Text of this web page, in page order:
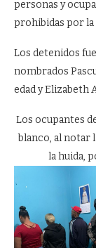
personas y
prohibidas por la
Los detenidos
nombrados
edad y Elizabeth
Los ocupantes
blanco, al notar
la huida,